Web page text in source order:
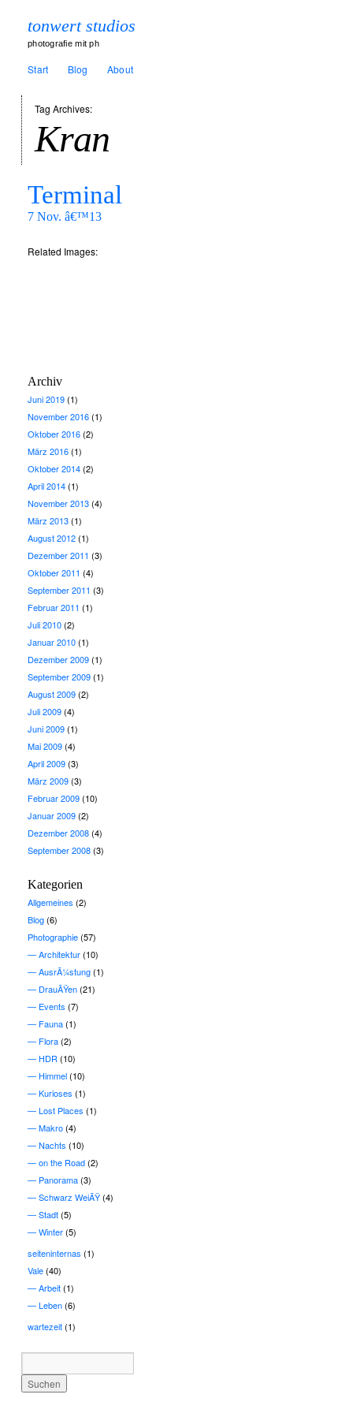
tonwert studios
photografie mit ph
Start Blog About
Tag Archives:
Kran
Terminal
7 Nov. â€™13
Related Images:
Archiv
Juni 2019(1)
November 2016(1)
Oktober 2016(2)
März 2016(1)
Oktober 2014(2)
April 2014(1)
November 2013(4)
März 2013(1)
August 2012(1)
Dezember 2011 (3)
Oktober 2011 (4)
September 2011 (3)
Februar 2011 (1)
Juli 2010(2)
Januar 2010(1)
Dezember 2009(1)
September 2009(1)
August 2009(2)
Juli 2009(4)
Juni 2009(1)
Mai 2009(4)
April 2009(3)
März 2009(3)
Februar 2009(10)
Januar 2009(2)
Dezember 2008(4)
September 2008(3)
Kategorien
Allgemeines (2)
Blog(6)
Photographie(57)
Architektur(10)
AusrÃ¼stung(1)
DrauÃŸen(21)
Events (7)
Fauna(1)
Flora(2)
HDR (10)
Himmel(10)
Kurioses (1)
Lost Places (1)
Makro(4)
Nachts (10)
on the Road(2)
Panorama(3)
Schwarz WeiÃŸ(4)
Stadt(5)
Winter(5)
seiteninternas (1)
Vale(40)
Arbeit(1)
Leben(6)
wartezeit(1)